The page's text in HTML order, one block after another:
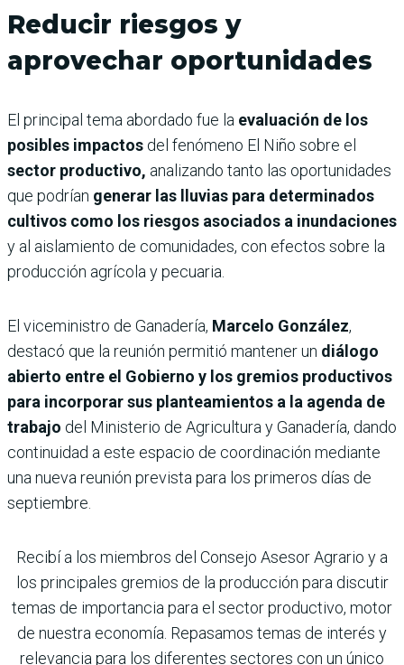
Reducir riesgos y
aprovechar oportunidades
El principal tema abordado fue la evaluación de los
posibles impactos del fenómeno El Niño sobre el
sector productivo, analizando tanto las oportunidades
que podrían generar las lluvias para determinados
cultivos como los riesgos asociados a inundaciones
y al aislamiento de comunidades, con efectos sobre la
producción agrícola y pecuaria.
El viceministro de Ganadería, Marcelo González,
destacó que la reunión permitió mantener un diálogo
abierto entre el Gobierno y los gremios productivos
para incorporar sus planteamientos a la agenda de
trabajo del Ministerio de Agricultura y Ganadería, dando
continuidad a este espacio de coordinación mediante
una nueva reunión prevista para los primeros días de
septiembre.
Recibí a los miembros del Consejo Asesor Agrario y a
los principales gremios de la producción para discutir
temas de importancia para el sector productivo, motor
de nuestra economía. Repasamos temas de interés y
relevancia para los diferentes sectores con un único